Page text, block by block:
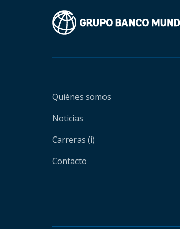
Quiénes somos
Noticias
Carreras (i)
Contacto